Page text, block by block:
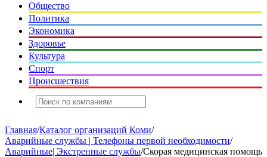
Общество
Политика
Экономика
Здоровье
Культура
Спорт
Происшествия
Главная/Каталог организаций Коми/
Аварийные службы | Телефоны первой необходимости/
Аварийные| Экстренные службы/Скорая медицинская помощь